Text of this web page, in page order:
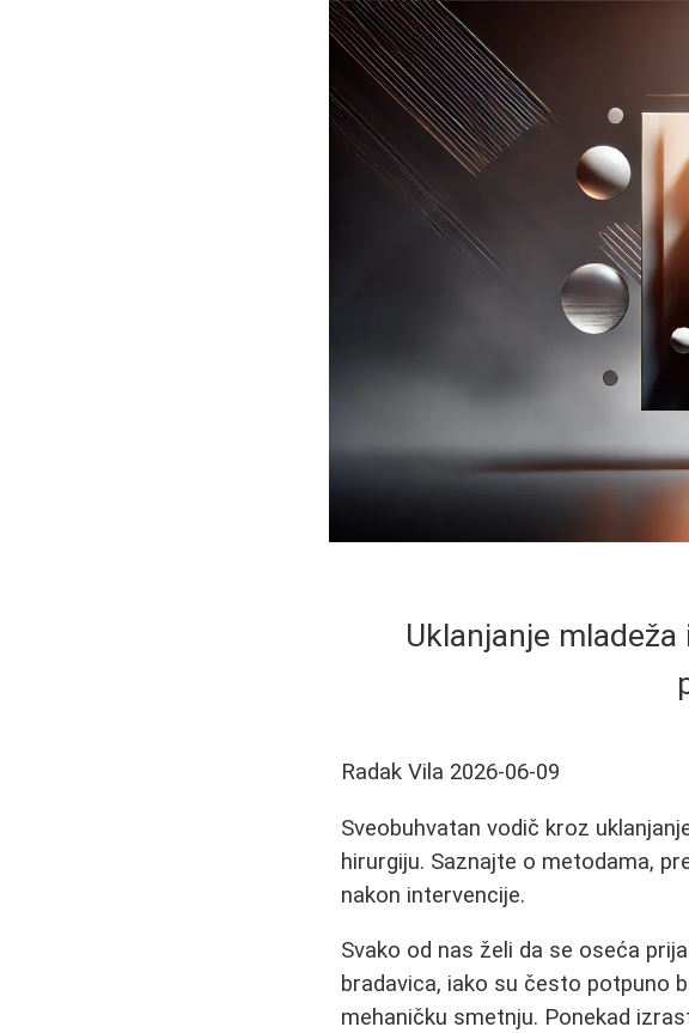
Uklanjanje
Radak Vila 2026-06-09
Sveobuhvatan vodič kroz
hirurgiju. Saznajte o metodama,
nakon intervencije.
Svako od nas želi da se oseća
bradavica, iako su često potpuno
mehaničku smetnju. Ponekad